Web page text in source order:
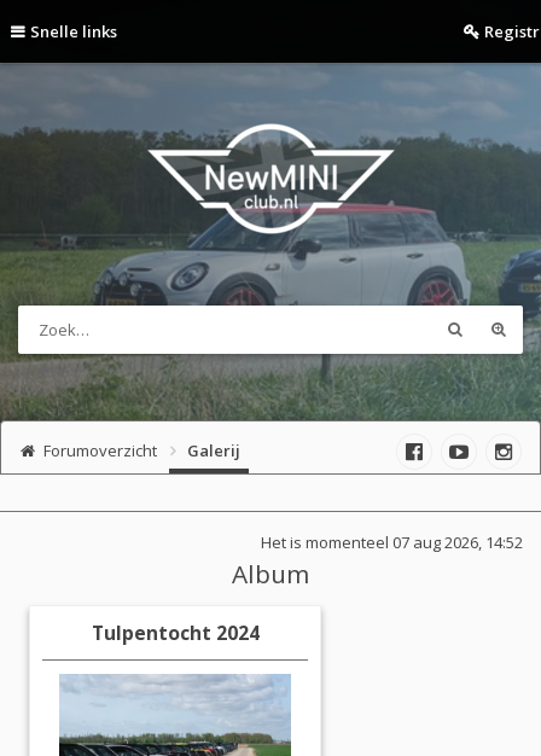
Snelle links
Forumoverzicht Galerij
Het is momenteel 07 aug 2026, 14:52
Album
Tulpentocht 2024